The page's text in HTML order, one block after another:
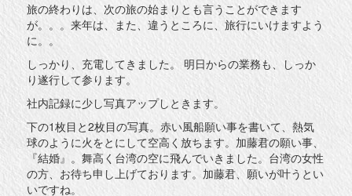
旅の終わりは、次の旅の始まりとも言うことができます
が。。。来年は、また、違うところに、旅行にいけますよう
に。。
しっかり、充電してきました。 明日からの業務も、しっか
り遂行して参ります。
社内記録に少し写真アップしときます。
下の1枚目と2枚目の写真。赤い風船願い事を書いて、熱気
球のように火をとにして空高く放ちます。加藤君の願い事、
『結婚』。舞高く台湾の空に飛んでいきました。台湾の女性
の方、お待ち申し上げております。加藤君、願いが叶うとい
いですね。